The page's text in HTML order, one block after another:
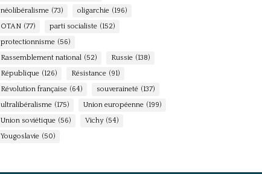
néolibéralisme (73) oligarchie (196)
OTAN (77) parti socialiste (152)
protectionnisme (56)
Rassemblement national (52) Russie (138)
République (126) Résistance (91)
Révolution française (64) souveraineté (137)
ultralibéralisme (175) Union européenne (199)
Union soviétique (56) Vichy (54)
Yougoslavie (50)